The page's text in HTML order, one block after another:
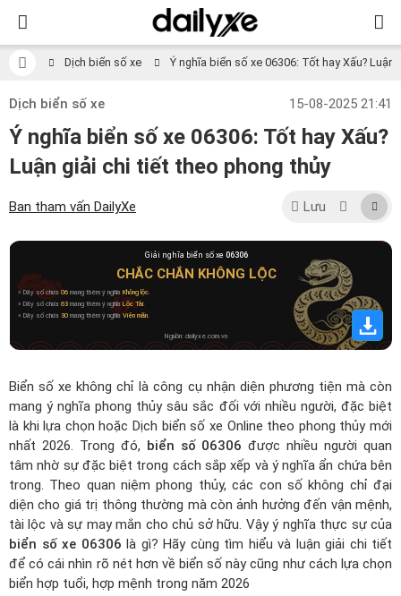
Dịch biển số xe Ý nghĩa biển số xe 06306: Tốt hay Xấu?
Dịch biển số xe 15-08-2025 21:41
Ý nghĩa biển số xe 06306: Tốt hay Xấu?
Luận giải chi tiết theo phong thủy
Ban tham vấn DailyXe Lưu
Giải nghĩa biển số xe 06306
CHẮC CHẮN KHÔNG LỘC
» Dãy số chứa06 mang thêm ý nghĩa Không lộc.
» Dãy số chứa 63 mang thêm ý nghĩaLộc Tài.
» Dãy số chứa 30 mang thêm ý nghĩaViên mãn.
Nguồn: dailyxe.com.vn
Biển số xe không chỉ là công cụ nhận diện phương tiện mà còn
mang ý nghĩa phong thủy sâu sắc đối với nhiều người, đặc biệt
là khi lựa chọn hoặcDịch biển số xe Online theo phong thủy mới
nhất 2026. Trong đó, biển số 06306 được nhiều người quan
tâm nhờ sự đặc biệt trong cách sắp xếp và ý nghĩa ẩn chứa bên
trong. Theo quan niệm phong thủy, các con số không chỉ đại
diện cho giá trị thông thường mà còn ảnh hưởng đến vận mệnh,
tài lộc và sự may mắn cho chủ sở hữu. Vậy ý nghĩa thực sự của
biển số xe 06306 là gì? Hãy cùng tìm hiểu và luận giải chi tiết
để có cái nhìn rõ nét hơn về biển số này cũng như cách lựa chọn
biển hợp tuổi, hợp mệnh trong năm 2026